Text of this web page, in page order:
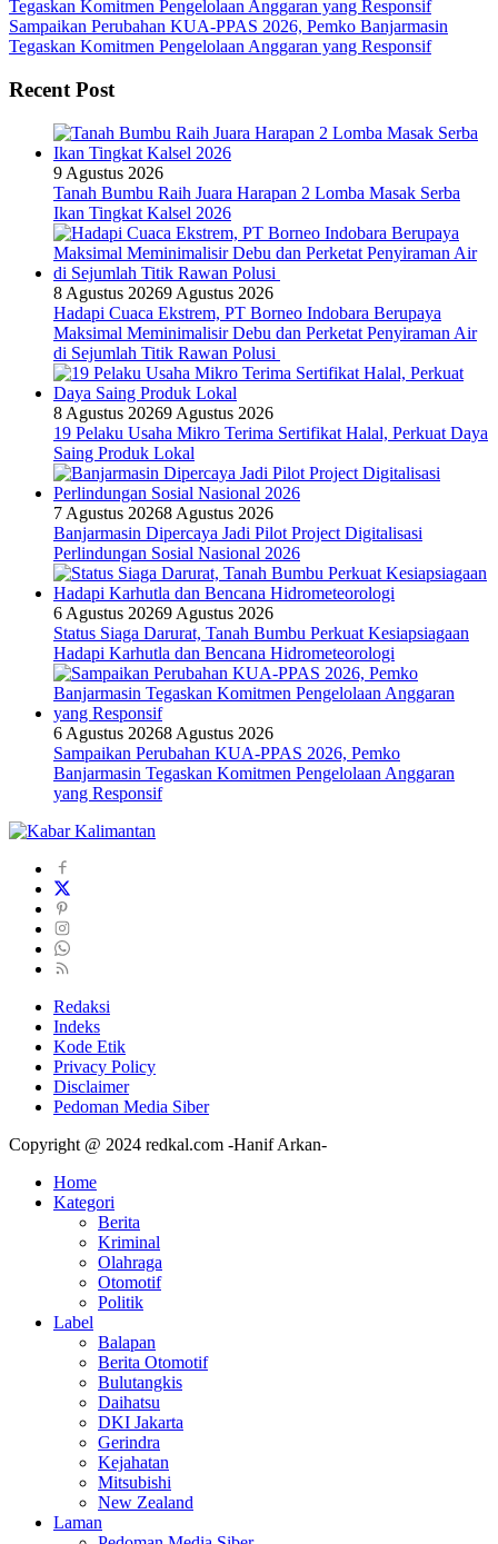
Sampaikan Perubahan KUA-PPAS 2026, Pemko Banjarmasin
Tegaskan Komitmen Pengelolaan Anggaran yang Responsif
Recent Post
9 Agustus 2026
Tanah Bumbu Raih Juara Harapan 2 Lomba Masak Serba
Ikan Tingkat Kalsel 2026
8 Agustus 20269 Agustus 2026
Hadapi Cuaca Ekstrem, PT Borneo Indobara Berupaya
Maksimal Meminimalisir Debu dan Perketat Penyiraman Air
di Sejumlah Titik Rawan Polusi
8 Agustus 20269 Agustus 2026
19 Pelaku Usaha Mikro Terima Sertifikat Halal, Perkuat Daya
Saing Produk Lokal
7 Agustus 20268 Agustus 2026
Banjarmasin Dipercaya Jadi Pilot Project Digitalisasi
Perlindungan Sosial Nasional 2026
6 Agustus 20269 Agustus 2026
Status Siaga Darurat, Tanah Bumbu Perkuat Kesiapsiagaan
Hadapi Karhutla dan Bencana Hidrometeorologi
6 Agustus 20268 Agustus 2026
Sampaikan Perubahan KUA-PPAS 2026, Pemko
Banjarmasin Tegaskan Komitmen Pengelolaan Anggaran
yang Responsif
Redaksi
Indeks
Kode Etik
Privacy Policy
Disclaimer
Pedoman Media Siber
Copyright @ 2024 redkal.com -Hanif Arkan-
Home
Kategori
Berita
Kriminal
Olahraga
Otomotif
Politik
Label
Balapan
Berita Otomotif
Bulutangkis
Daihatsu
DKI Jakarta
Gerindra
Kejahatan
Mitsubishi
New Zealand
Laman